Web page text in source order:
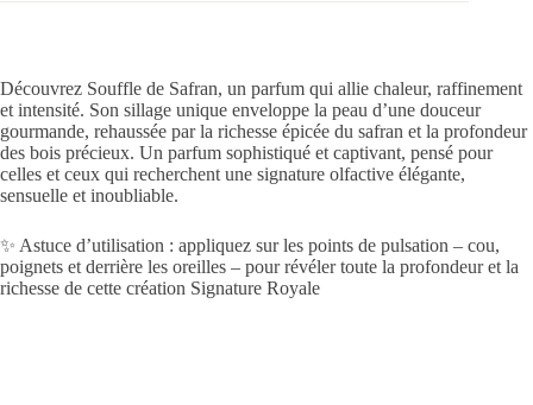
Découvrez Souffle de Safran, un parfum qui allie chaleur, raffinement
et intensité. Son sillage unique enveloppe la peau d’une douceur
gourmande, rehaussée par la richesse épicée du safran et la profondeur
des bois précieux. Un parfum sophistiqué et captivant, pensé pour
celles et ceux qui recherchent une signature olfactive élégante,
sensuelle et inoubliable.
✨ Astuce d’utilisation : appliquez sur les points de pulsation – cou,
poignets et derrière les oreilles – pour révéler toute la profondeur et la
richesse de cette création Signature Royale